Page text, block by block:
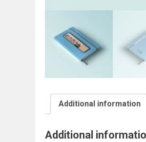
Additional information
Additional